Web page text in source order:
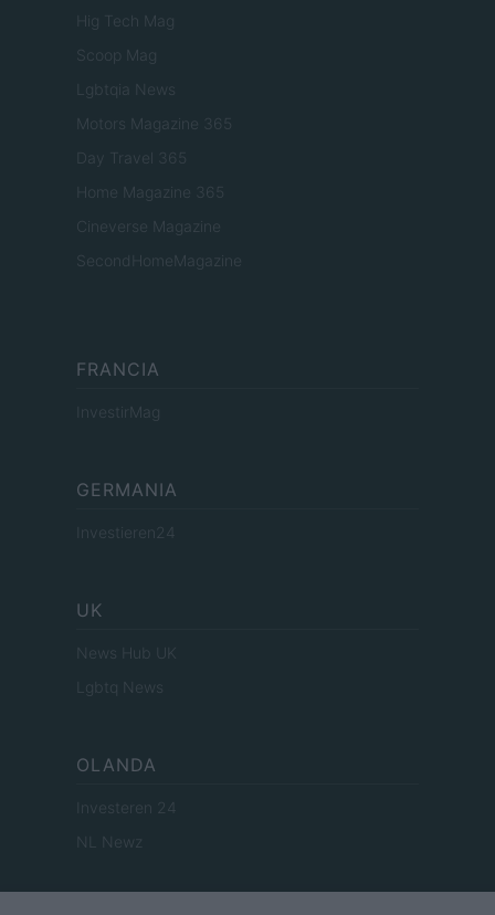
Hig Tech Mag
Scoop Mag
Lgbtqia News
Motors Magazine 365
Day Travel 365
Home Magazine 365
Cineverse Magazine
SecondHomeMagazine
FRANCIA
InvestirMag
GERMANIA
Investieren24
UK
News Hub UK
Lgbtq News
OLANDA
Investeren 24
NL Newz